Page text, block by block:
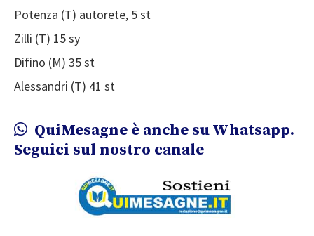
Potenza (T) autorete, 5 st
Zilli (T) 15 sy
Difino (M) 35 st
Alessandri (T) 41 st
QuiMesagne è anche su Whatsapp.
Seguici sul nostro canale